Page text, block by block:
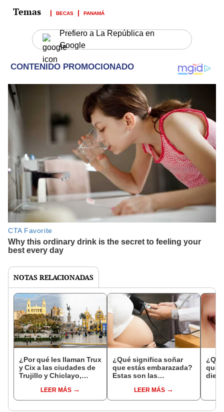
BECAS PANAMÁ
Prefiero a La República en
Google
NOTAS RELACIONADAS
¿Por qué les llaman Trux
y Cix a las ciudades de
Trujillo y Chiclayo,
LEER MÁS
¿Qué significa soñar
que estás embarazada?
Estas son las
comunesLEER MÁS
que